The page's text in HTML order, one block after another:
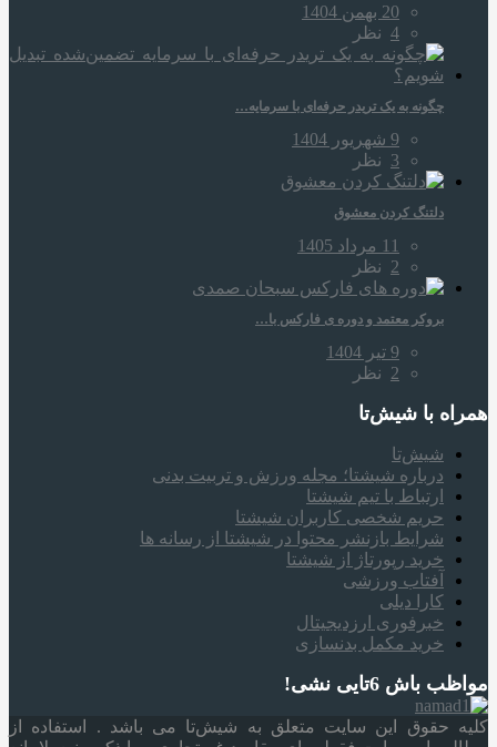
20 بهمن 1404
4 نظر
چگونه به یک تریدر حرفه‌ای با سرمایه…
9 شهریور 1404
3 نظر
دلتنگ کردن معشوق
11 مرداد 1405
2 نظر
بروکر معتمد و دوره‌ ی فارکس با…
9 تیر 1404
2 نظر
همراه‌ با شیش‌تا
شیش‌تا
درباره شیشتا؛ مجله ورزش و تربیت بدنی
ارتباط با تیم شیشتا
حریم شخصی کاربران شیشتا
شرایط بازنشر محتوا در شیشتا از رسانه ها
خرید رپورتاژ از شیشتا
آفتاب ورزشی
کارا دیلی
خبرفوری ارزدیجیتال
خرید مکمل بدنسازی
مواظب باش 6تایی نشی!
کلیه حقوق این سایت متعلق به شیش‌تا می باشد . استفاده از